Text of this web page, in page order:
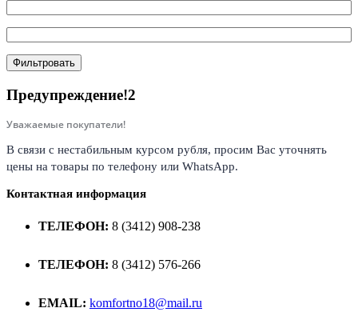
Фильтровать
Предупреждение!2
Уважаемые покупатели!
В связи с нестабильным курсом рубля, просим Вас уточнять
цены на товары по телефону или WhatsApp.
Контактная информация
ТЕЛЕФОН: 8 (3412) 908-238
ТЕЛЕФОН: 8 (3412) 576-266
EMAIL: komfortno18@mail.ru